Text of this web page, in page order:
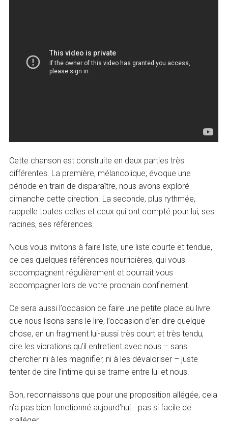
Cette chanson est construite en deux parties très
différentes. La première, mélancolique, évoque une
période en train de disparaître, nous avons exploré
dimanche cette direction. La seconde, plus rythmée,
rappelle toutes celles et ceux qui ont compté pour lui, ses
racines, ses références.
Nous vous invitons à faire liste, une liste courte et tendue,
de ces quelques références nourricières, qui vous
accompagnent régulièrement et pourrait vous
accompagner lors de votre prochain confinement.
Ce sera aussi l’occasion de faire une petite place au livre
que nous lisons sans le lire, l’occasion d’en dire quelque
chose, en un fragment lui-aussi très court et très tendu,
dire les vibrations qu’il entretient avec nous – sans
chercher ni à les magnifier, ni à les dévaloriser – juste
tenter de dire l’intime qui se trame entre lui et nous.
Bon, reconnaissons que pour une proposition allégée, cela
n’a pas bien fonctionné aujourd’hui… pas si facile de